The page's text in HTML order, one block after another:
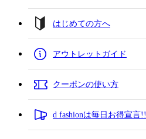
はじめての方へ
アウトレットガイド
クーポンの使い方
d fashionは毎日お得宣言!!